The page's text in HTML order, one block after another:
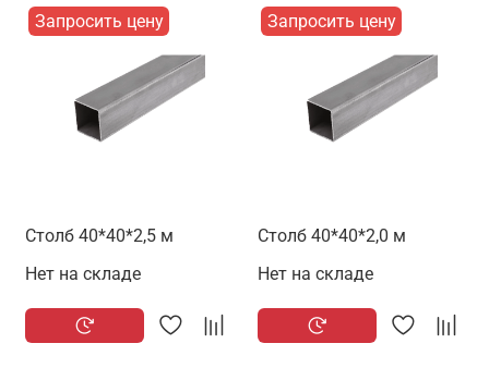
Запросить цену
Столб 40*40*2,5 м
Нет на складе
Запросить цену
Столб 40*40*2,0 м
Нет на складе